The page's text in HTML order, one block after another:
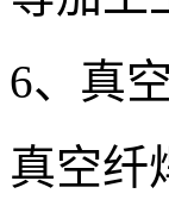
6、真
真空纤